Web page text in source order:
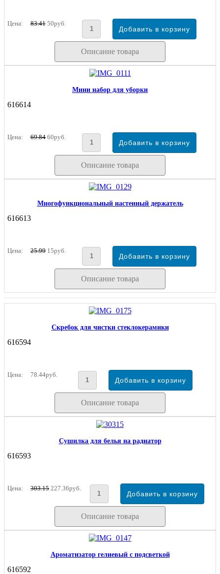
Цена: 83.41 50руб.
Описание товара
Мини набор для уборки
616614
Цена: 69.84 60руб.
Описание товара
Многофункциональный настенный держатель
616613
Цена: 25.99 15руб.
Описание товара
Скребок для чистки стеклокерамики
616594
Цена: 78.44руб.
Описание товара
Сушилка для белья на радиатор
616593
Цена: 303.15 227.36руб.
Описание товара
Ароматизатор гелиевый с подсветкой
616592